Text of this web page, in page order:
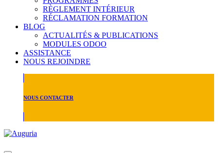
RÈGLEMENT INTÉRIEUR
RÉCLAMATION FORMATION
BLOG
ACTUALITÉS & PUBLICATIONS
MODULES ODOO
ASSISTANCE
NOUS REJOINDRE
NOUS CONTACTER